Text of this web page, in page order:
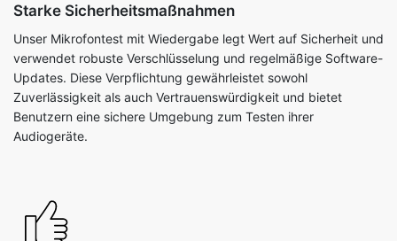
Starke Sicherheitsmaßnahmen
Unser Mikrofontest mit Wiedergabe legt Wert auf Sicherheit und
verwendet robuste Verschlüsselung und regelmäßige Software-
Updates. Diese Verpflichtung gewährleistet sowohl
Zuverlässigkeit als auch Vertrauenswürdigkeit und bietet
Benutzern eine sichere Umgebung zum Testen ihrer
Audiogeräte.